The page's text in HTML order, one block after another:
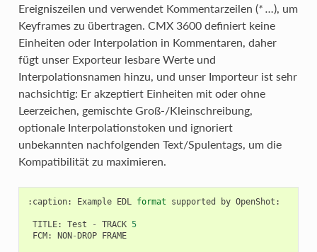
Ereigniszeilen und verwendet Kommentarzeilen (* …), um
Keyframes zu übertragen. CMX 3600 definiert keine
Einheiten oder Interpolation in Kommentaren, daher
fügt unser Exporteur lesbare Werte und
Interpolationsnamen hinzu, und unser Importeur ist sehr
nachsichtig: Er akzeptiert Einheiten mit oder ohne
Leerzeichen, gemischte Groß-/Kleinschreibung,
optionale Interpolationstoken und ignoriert
unbekannten nachfolgenden Text/Spulentags, um die
Kompatibilität zu maximieren.
: caption: Example EDL format supported by OpenShot :
TITLE: Test - TRACK 5
FCM: NON-DROP FRAME